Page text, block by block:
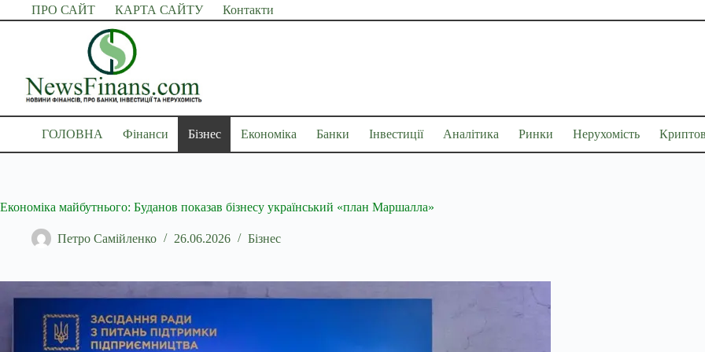
Перейти
до
ПРО САЙТ КАРТА САЙТУ Контакти
ГОЛОВНА Фінанси Бізнес Економіка Банки Інвестиції Аналітика Ринки Нерухомість
Економіка майбутнього: Буданов показав бізнесу український «план Маршалла»
Петро Самійленко 26.06.2026 Бізнес